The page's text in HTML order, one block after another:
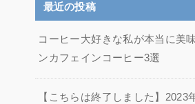
最近の投稿
コーヒー大好きな私が本当に美
ンカフェインコーヒー3選
【こちらは終了しました】2023